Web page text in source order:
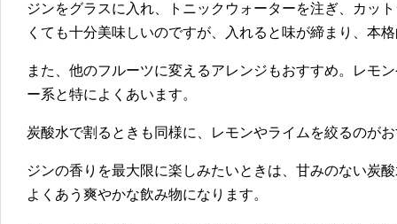
ジンをグラスに入れ、トニックウォーターを注ぎ、カッ
くても十分美味しいのですが、入れると味が締まり、本
また、他のフルーツに変えるアレンジもおすすめ。レモ
ー系と特によくあいます。
炭酸水で割るときも同様に、レモンやライムを絞るのが
ジンの香りを最大限に楽しみたいときは、甘みのない炭
よくあう爽やかな飲み物になります。